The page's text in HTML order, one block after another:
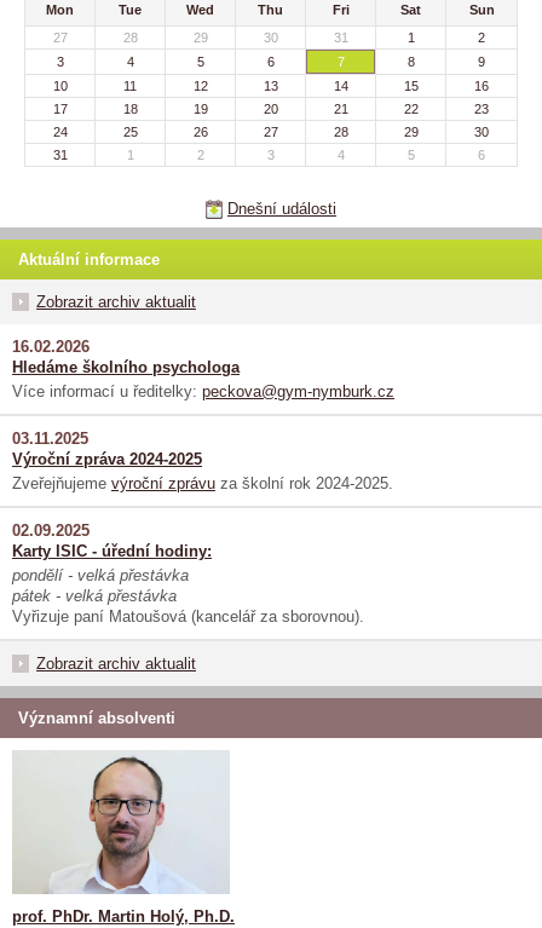
Mon Tue Wed Thu Fri Sat
Sun
27
28 29 30 31 1
2
3
4 5 6 7 8
9
10
11 12 13 14 15
16
17
18 19 20 21 22
23
24
25 26 27 28 29
30
31
1 2 3 4 5 6
Dnešní události
Aktuální informace
Zobrazit archiv aktualit
16.02.2026
Hledáme školního psychologa
Více informací u ředitelky: peckova@gym-nymburk.cz
03.11.2025
Výroční zpráva 2024-2025
Zveřejňujeme výroční zprávu za školní rok 2024-2025.
02.09.2025
Karty ISIC - úřední hodiny:
pondělí - velká přestávka
pátek - velká přestávka
Vyřizuje paní Matoušová (kancelář za sborovnou).
Zobrazit archiv aktualit
Významní absolventi
prof. PhDr. Martin Holý, Ph.D.